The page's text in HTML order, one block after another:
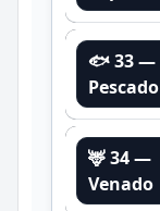
🐟 33 —
Pescado
🦌 34 —
Venado